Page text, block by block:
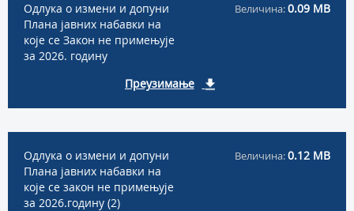
Одлука о измени и допуни
Плана јавних набавки на
које се Закон не примењује
за 2026. годину
Величина:0.09 MB
Преузимање
Одлука о измени и допуни
Плана јавних набавки на
које се закон не примењује
за 2026.годину (2)
Величина:0.12 MB